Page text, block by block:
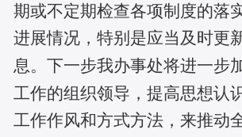
期或不定期检查各项制度的落
进展情况，特别是应当及时更
息。下一步我办事处将进一步
工作的组织领导，提高思想认
工作作风和方式方法，来推动